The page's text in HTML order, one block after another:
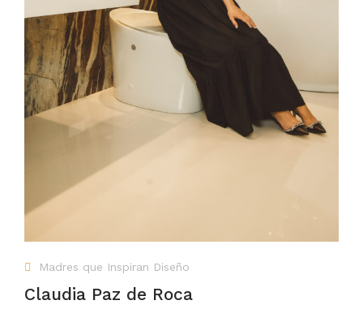
Madres que Inspiran Diseño
Claudia Paz de Roca